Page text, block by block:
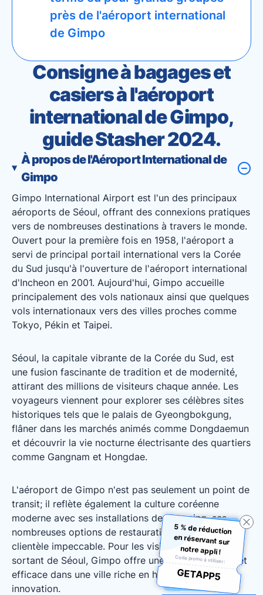
près de l'aéroport international
de Gimpo
Consigne à bagages et
casiers à l'aéroport
international de Gimpo,
guide Stasher 2024.
À propos de l'Aéroport International de
Gimpo
Gimpo International Airport est l'un des principaux
aéroports de Séoul, offrant des connexions pratiques
vers de nombreuses destinations à travers le monde.
Ouvert pour la première fois en 1958, l'aéroport a
servi de principal portail international vers la Corée
du Sud jusqu'à l'ouverture de l'aéroport international
d'Incheon en 2001. Aujourd'hui, Gimpo accueille
principalement des vols nationaux ainsi que quelques
vols internationaux vers des villes proches comme
Tokyo, Pékin et Taipei.
Séoul, la capitale vibrante de la Corée du Sud, est
une fusion fascinante de tradition et de modernité,
attirant des millions de visiteurs chaque année. Les
voyageurs viennent pour explorer ses célèbres sites
historiques tels que le palais de Gyeongbokgung,
flâner dans les marchés animés comme Dongdaemun
et découvrir la vie nocturne électrisante des quartiers
comme Gangnam et Hongdae.
L'aéroport de Gimpo n'est pas seulement un point de
transit; il reflète également la culture coréenne
moderne avec ses installations de shopping, ses
nombreuses options de restauration et son service
clientèle impeccable. Pour les visiteurs entrant ou
sortant de Séoul, Gimpo offre une entrée pratique et
efficace dans une ville riche en histoire, culture et
innovation.
5 % de réduction
en réservant sur
notre appli !
Code promo à utiliser :
GETAPP5